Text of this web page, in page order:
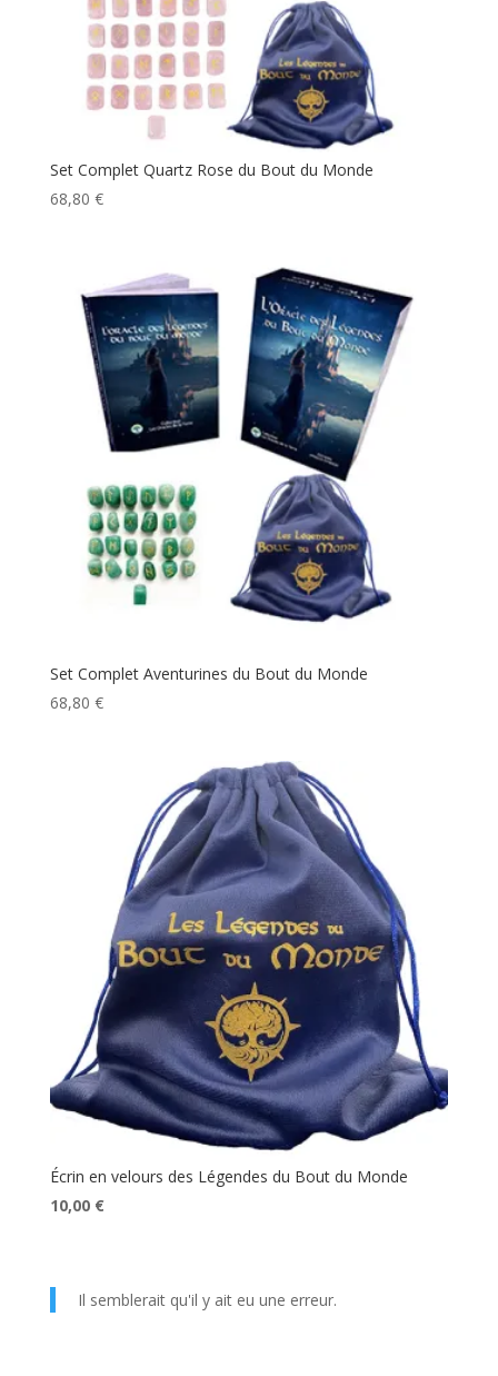
Set Complet Quartz Rose du Bout du Monde
68,80 €
Set Complet Aventurines du Bout du Monde
68,80 €
Écrin en velours des Légendes du Bout du Monde
Le
12,00 €.
10,00 €Le
10,00 €.
Il semblerait qu'il y ait eu une erreur.